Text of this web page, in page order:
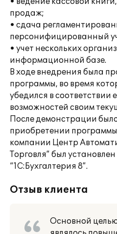
продаж;
• сдача
персонифицированный
• учет нескольких
информационной базе.
В ходе внедрения была
программы, во время
убедился в
возможностей своим
После демонстрации
приобретении
компании Центр
Торговля” был
“1С:Бухгалтерия 8”.
Отзыв клиента
Основной